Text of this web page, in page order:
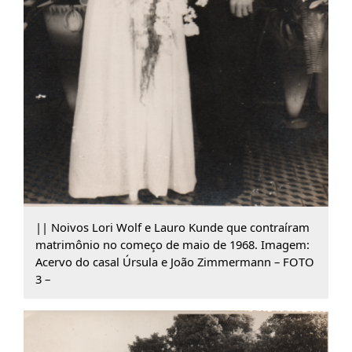
|| Noivos Lori Wolf e Lauro Kunde que contraíram
matrimônio no começo de maio de 1968. Imagem:
Acervo do casal Úrsula e João Zimmermann – FOTO
3 –